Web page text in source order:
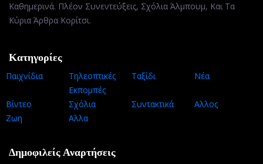
Καθημερινά. Πλέον Συνεντεύξεις, Σχόλια Άλμπουμ, Και Τα
Κύρια Άρθρα Κορίτσι.
Κατηγορίες
Παιχνίδια
Τηλεοπτικές
Εκπομπές
Ταξίδι Νέα
Βίντεο Σχόλια Συντακτικά
Αλλος
Ζωη
Αλλα
Δημοφιλείς Αναρτήσεις